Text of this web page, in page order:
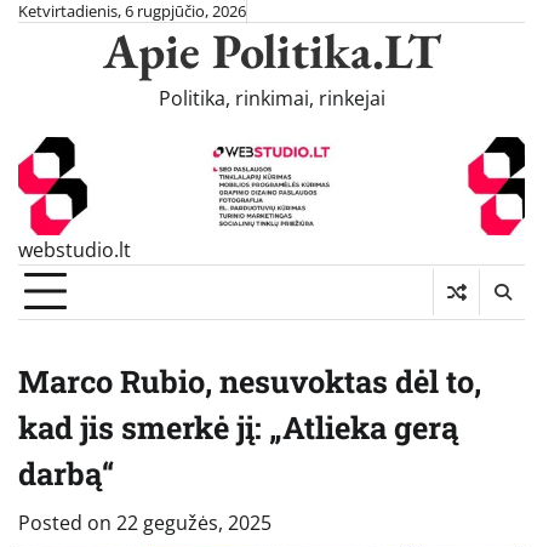
SkipKetvirtadienis, 6 rugpjūčio, 2026
Apie Politika.LT
Politika, rinkimai, rinkejai
webstudio.lt
Marco Rubio, nesuvoktas dėl to,
kad jis smerkė jį: „Atlieka gerą
darbą“
Posted on 22 gegužės, 2025